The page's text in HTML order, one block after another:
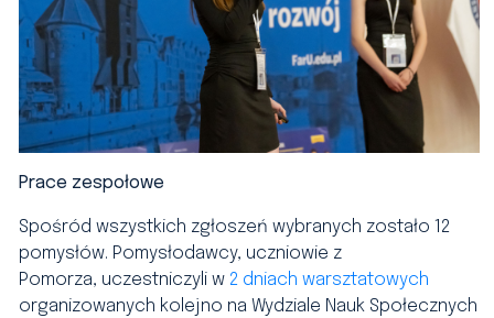
Prace zespołowe
Spośród wszystkich zgłoszeń wybranych zostało 12
pomysłów. Pomysłodawcy, uczniowie z
Pomorza, uczestniczyli w 2 dniach warsztatowych
organizowanych kolejno na Wydziale Nauk Społecznych